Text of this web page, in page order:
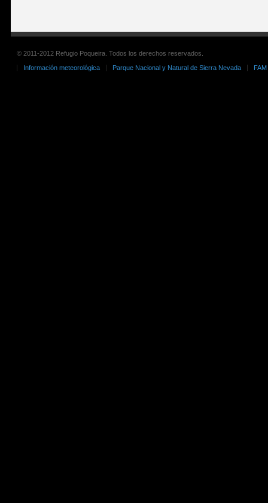
© 2011-2012 Refugio Poqueira. Todos los derechos reservados.
Información meteorológica
Parque Nacional y Natural de Sierra Nevada FAM